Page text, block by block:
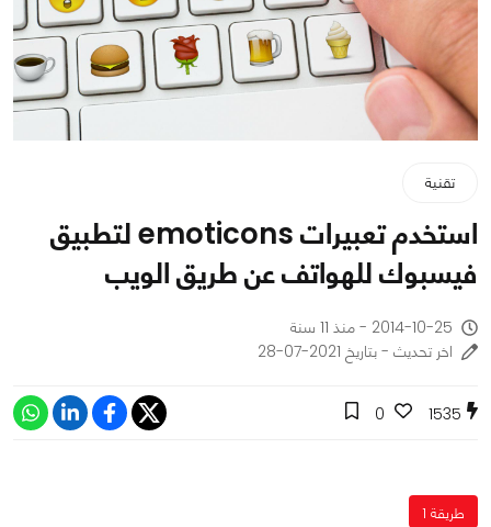
تقنية
استخدم تعبيرات emoticons لتطبيق
فيسبوك للهواتف عن طريق الويب
2014-10-25 - منذ 11 سنة
اخر تحديث - بتاريخ 2021-07-28
1535
0
طريقة 1